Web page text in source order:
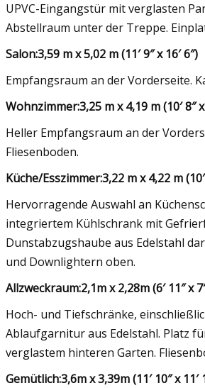
UPVC-Eingangstür mit verglasten
Abstellraum unter der Treppe.
Salon:3,59 m x 5,02 m (11′ 9″ x 16′ 6″)
Empfangsraum an der Vorderseite.
Wohnzimmer:3,25 m x 4,19 m (10′ 8″ x
Heller Empfangsraum an der
Fliesenboden.
Küche/Esszimmer:3,22 m x 4,22 m
Hervorragende Auswahl an
integriertem Kühlschrank mit
Dunstabzugshaube aus Edelstahl
und Downlightern oben.
Allzweckraum:2,1m x 2,28m (6′ 11″ x
Hoch- und Tiefschränke,
Ablaufgarnitur aus Edelstahl. Platz
verglastem hinteren Garten.
Gemütlich:3,6m x 3,39m (11′ 10″ x 11′